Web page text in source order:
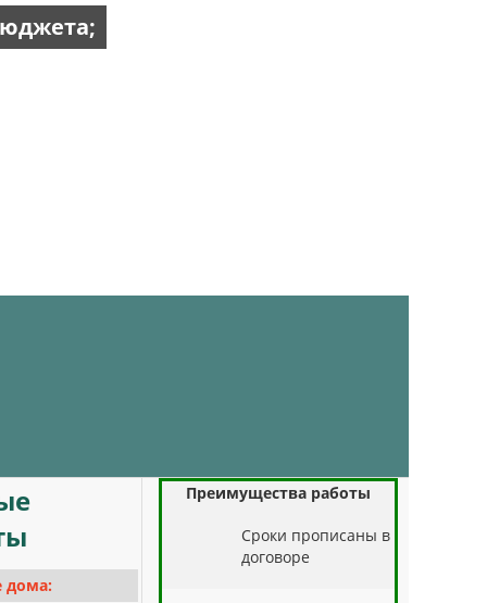
Преимущества работы
Cроки прописаны в
договоре
дома: